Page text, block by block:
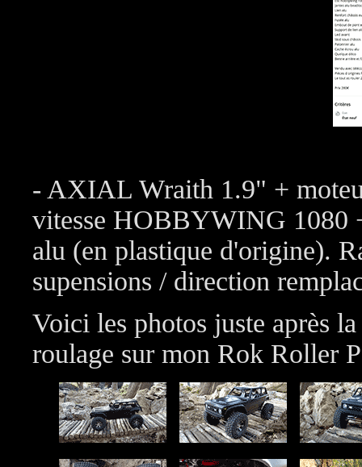
- AXIAL Wraith 1.9" +
vitesse HOBBYWING 1080
alu (en plastique d'origine).
supensions / direction
Voici les photos juste après
roulage sur mon Rok Roller